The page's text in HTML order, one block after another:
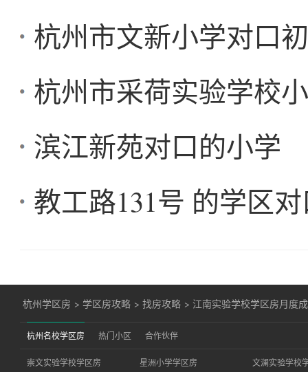
杭州市文新小学对口
杭州市采荷实验学校
滨江新苑对口的小学
教工路131号 的学区
杭州学区房 > 学区房攻略 >找房攻略 > 江南实验学校学区房月度
杭州名校学区房 热门小区 合作伙伴
崇文实验学校学区房 星洲小学学区房 文澜实验学校